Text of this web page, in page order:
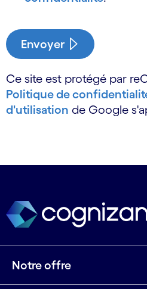
Envoyer
Ce site est protégé par
Politique de
d'utilisation de Google
Notre offre